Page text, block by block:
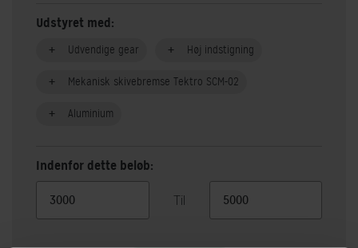
Udstyret med:
Udvendige gear Høj indstigning
Mekanisk skivebremse Tektro SCM-02
Aluminium
Indenfor dette beløb:
Til